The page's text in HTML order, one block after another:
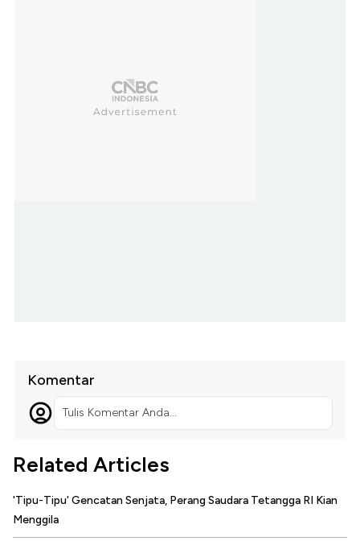
Komentar
Tulis Komentar Anda...
Related Articles
'Tipu-Tipu' Gencatan Senjata, Perang Saudara Tetangga RI Kian
Menggila